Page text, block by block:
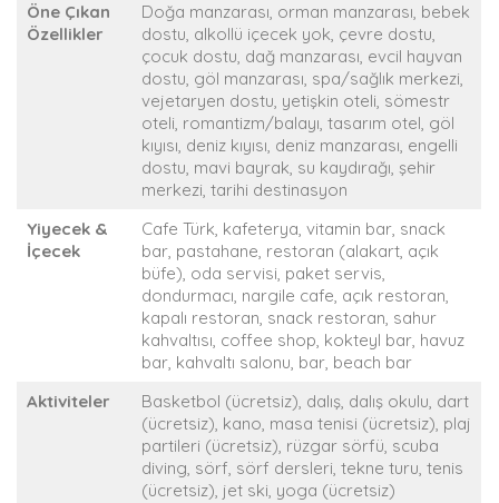
Öne Çıkan
Özellikler
Doğa manzarası, orman manzarası, bebek
dostu, alkollü içecek yok, çevre dostu,
çocuk dostu, dağ manzarası, evcil hayvan
dostu, göl manzarası, spa/sağlık merkezi,
vejetaryen dostu, yetişkin oteli, sömestr
oteli, romantizm/balayı, tasarım otel, göl
kıyısı, deniz kıyısı, deniz manzarası, engelli
dostu, mavi bayrak, su kaydırağı, şehir
merkezi, tarihi destinasyon
Yiyecek &
İçecek
Cafe Türk, kafeterya, vitamin bar, snack
bar, pastahane, restoran (alakart, açık
büfe), oda servisi, paket servis,
dondurmacı, nargile cafe, açık restoran,
kapalı restoran, snack restoran, sahur
kahvaltısı, coffee shop, kokteyl bar, havuz
bar, kahvaltı salonu, bar, beach bar
Aktiviteler
Basketbol (ücretsiz), dalış, dalış okulu, dart
(ücretsiz), kano, masa tenisi (ücretsiz), plaj
partileri (ücretsiz), rüzgar sörfü, scuba
diving, sörf, sörf dersleri, tekne turu, tenis
(ücretsiz), jet ski, yoga (ücretsiz)